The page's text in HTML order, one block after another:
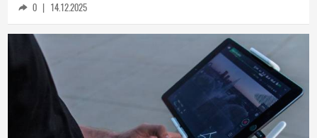
0 | 14.12.2025